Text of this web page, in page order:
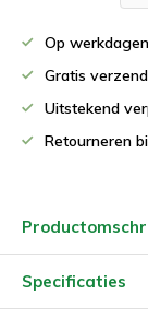
Op
Gratis
Uitstekend
Retourneren
Specificaties